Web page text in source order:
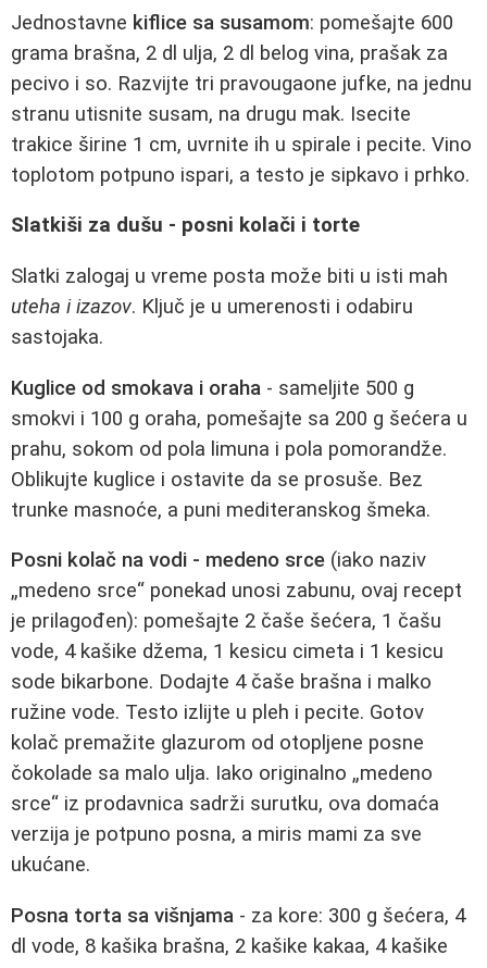
Jednostavne kiflice sa susamom: pomešajte 600
grama brašna, 2 dl ulja, 2 dl belog vina, prašak za
pecivo i so. Razvijte tri pravougaone jufke, na jednu
stranu utisnite susam, na drugu mak. Isecite
trakice širine 1 cm, uvrnite ih u spirale i pecite. Vino
toplotom potpuno ispari, a testo je sipkavo i prhko.
Slatkiši za dušu - posni kolači i torte
Slatki zalogaj u vreme posta može biti u isti mah
uteha i izazov. Ključ je u umerenosti i odabiru
sastojaka.
Kuglice od smokava i oraha - sameljite 500 g
smokvi i 100 g oraha, pomešajte sa 200 g šećera u
prahu, sokom od pola limuna i pola pomorandže.
Oblikujte kuglice i ostavite da se prosuše. Bez
trunke masnoće, a puni mediteranskog šmeka.
Posni kolač na vodi - medeno srce (iako naziv
„medeno srce“ ponekad unosi zabunu, ovaj recept
je prilagođen): pomešajte 2 čaše šećera, 1 čašu
vode, 4 kašike džema, 1 kesicu cimeta i 1 kesicu
sode bikarbone. Dodajte 4 čaše brašna i malko
ružine vode. Testo izlijte u pleh i pecite. Gotov
kolač premažite glazurom od otopljene posne
čokolade sa malo ulja. Iako originalno „medeno
srce“ iz prodavnica sadrži surutku, ova domaća
verzija je potpuno posna, a miris mami za sve
ukućane.
Posna torta sa višnjama - za kore: 300 g šećera, 4
dl vode, 8 kašika brašna, 2 kašike kakaa, 4 kašike